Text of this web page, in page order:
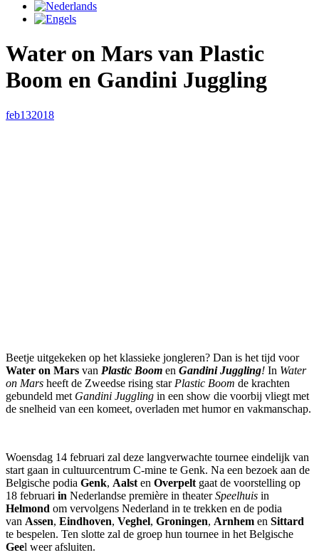
Water on Mars van Plastic
Boom en Gandini Juggling
feb132018
Beetje uitgekeken op het klassieke jongleren? Dan is het tijd voor
Water on Mars van Plastic Boom en Gandini Juggling! In Water
on Mars heeft de Zweedse rising star Plastic Boom de krachten
gebundeld met Gandini Juggling in een show die voorbij vliegt met
de snelheid van een komeet, overladen met humor en vakmanschap.
Woensdag 14 februari zal deze langverwachte tournee eindelijk van
start gaan in cultuurcentrum C-mine te Genk. Na een bezoek aan de
Belgische podia Genk, Aalst en Overpelt gaat de voorstelling op
18 februari in Nederlandse première in theaterSpeelhuis in
Helmond om vervolgens Nederland in te trekken en de podia
van Assen, Eindhoven, Veghel, Groningen, Arnhem en Sittard
te bespelen. Ten slotte zal de groep hun tournee in het Belgische
Geel weer afsluiten.